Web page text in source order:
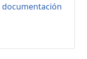
documentación